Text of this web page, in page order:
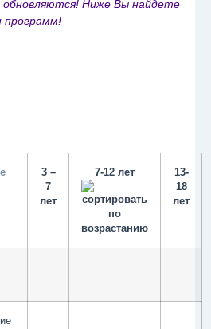
Ниже Вы найдете
программ!
3 –
7
лет
7-12 лет
13-
18
лет